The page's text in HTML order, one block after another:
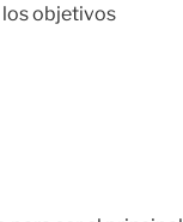
objetivos